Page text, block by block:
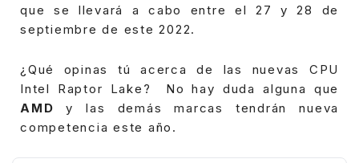
que se llevará a cabo entre el 27 y 28 de
septiembre de este 2022.
¿Qué opinas tú acerca de las nuevas CPU
Intel Raptor Lake? No hay duda alguna que
AMDy las demás marcas tendrán nueva
competencia este año.